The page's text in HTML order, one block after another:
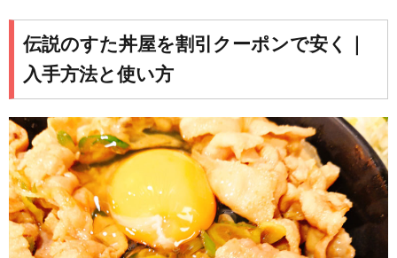
伝説のすた丼屋を割引クーポンで安く｜
入手方法と使い方